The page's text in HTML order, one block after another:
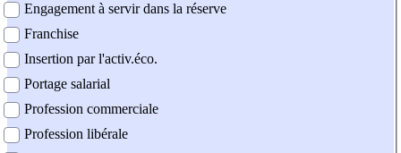
Engagement à servir dans la réserve
Franchise
Insertion par l'activ.éco.
Portage salarial
Profession commerciale
Profession libérale